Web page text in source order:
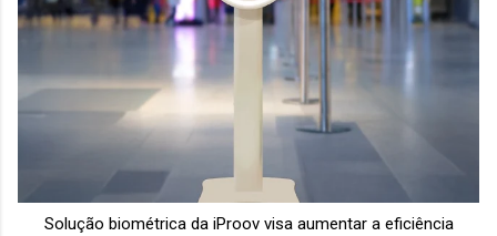
Solução biométrica da iProov visa aumentar a eficiência